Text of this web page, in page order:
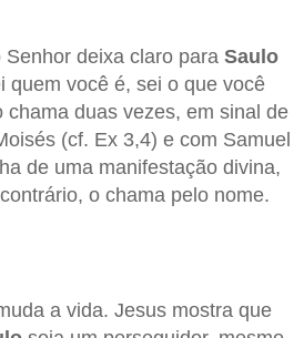
deixa claro para Saulo
quem você é, sei o que você
duas vezes, em sinal de
(cf. Ex 3,4) e com Samuel
de uma manifestação divina,
o chama pelo nome.
a vida. Jesus mostra que